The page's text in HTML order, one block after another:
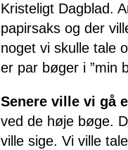
Kristeligt Dagblad.
papirsaks og der
noget vi skulle tale
er par bøger i ”min
Senere ville vi gå
ved de høje bøge.
ville sige. Vi ville